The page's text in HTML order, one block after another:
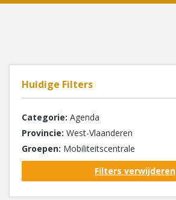
Huidige Filters
Categorie: Agenda
Provincie: West-Vlaanderen
Groepen: Mobiliteitscentrale
Filters verwijderen